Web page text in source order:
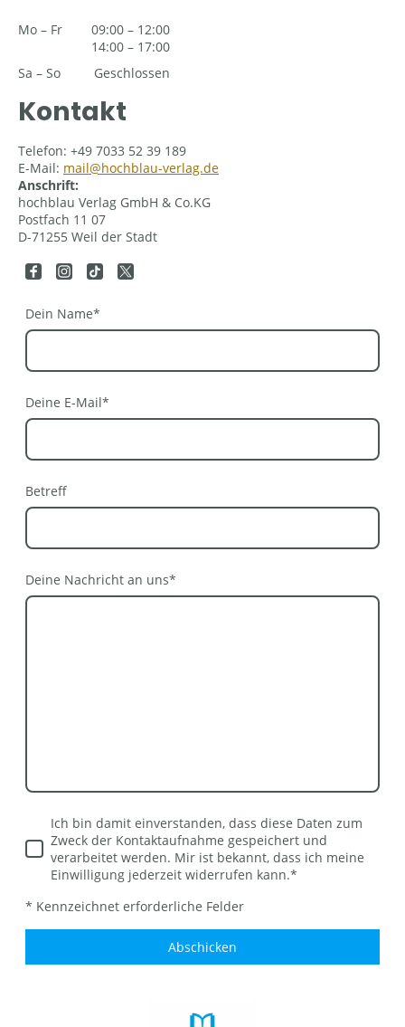
Mo – Fr 09:00 – 12:00
14:00 – 17:00
Sa – So Geschlossen
Kontakt
Telefon: +49 7033 52 39 189
E-Mail: mail@hochblau-verlag.de
Anschrift:
hochblau Verlag GmbH & Co.KG
Postfach 11 07
D-71255 Weil der Stadt
Dein Name*
Deine E-Mail*
Betreff
Deine Nachricht an uns*
Ich bin damit einverstanden, dass diese Daten zum
Zweck der Kontaktaufnahme gespeichert und
verarbeitet werden. Mir ist bekannt, dass ich meine
Einwilligung jederzeit widerrufen kann.*
* Kennzeichnet erforderliche Felder
Abschicken